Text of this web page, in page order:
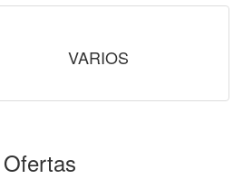
VARIOS
Ofertas